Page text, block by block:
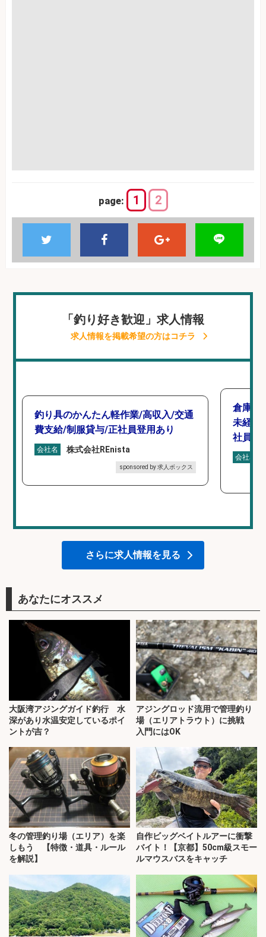
page: 1 2
「釣り好き歓迎」求人情報
求人情報を掲載希望の方はコチラ
釣り具のかんたん軽作業/高収入/交通
費支給/制服貸与/正社員登用あり
会社名 株式会社REnista
sponsored by 求人ボックス
倉庫で
未経験
社員登
会社名
さらに求人情報を見る
あなたにオススメ
大阪湾アジングガイド釣行 水
深があり水温安定しているポイ
ントが吉？
アジングロッド流用で管理釣り
場（エリアトラウト）に挑戦
入門にはOK
冬の管理釣り場（エリア）を楽
しもう 【特徴・道具・ルール
を解説】
自作ビッグベイトルアーに衝撃
バイト！【京都】50cm級スモー
ルマウスバスをキャッチ